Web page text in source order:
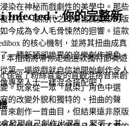
染在神秘而戲劇性的美學中。那些
存在，取而代之的是怪誕變形的版
今成為令人毛骨悚然的迴響。這款
的核心機制，並將其扭曲成真
一種新穎卻詭異的音樂創作視角。
保留了粉絲喜愛的直觀混搭音樂創
。玩家從一眾「感染」角色中選
的改變外貌和獨特的、扭曲的聲
來創作一首曲目，但結果遠非原版
發現自己創作出混亂、緊張，甚
Infected：你的完整新
本指南將帶你走過這款獨特節奏遊
第一場遊戲就自信地開始創作令人
專業人士一樣混合搭配吧！